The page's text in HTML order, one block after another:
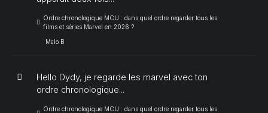
Ordre chronologique MCU : dans quel ordre regarder tous les
films et séries Marvel en 2026 ?
Malo B
Hello Dydy, je regarde les marvel avec ton
ordre chronologique...
Ordre chronologique MCU : dans quel ordre regarder tous les